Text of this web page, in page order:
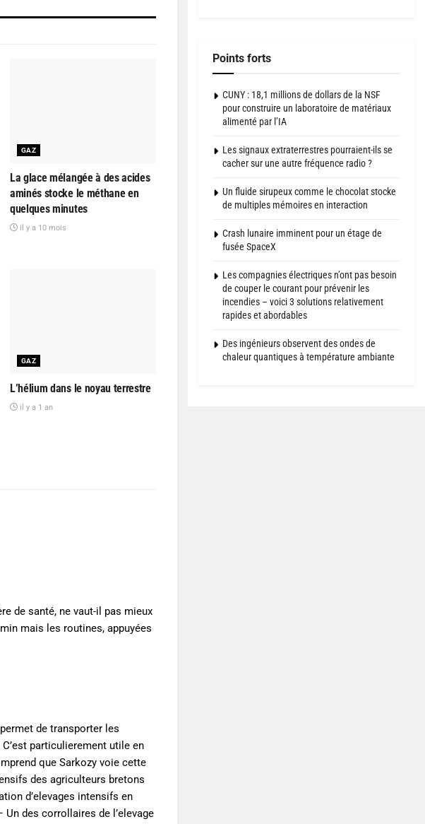
GAZ
La glace mélangée à des acides
aminés stocke le méthane en
quelques minutes
il y a 10 mois
GAZ
L’hélium dans le noyau terrestre
il y a 1 an
de santé, ne vaut-il pas mieux
mais les routines, appuyées
de transporter les
particulierement utile en
que Sarkozy voie cette
des agriculteurs bretons
d’elevages intensifs en
des corrollaires de l’elevage
Points forts
CUNY : 18,1 millions de dollars de la NSF
pour construire un laboratoire de matériaux
alimenté par l’IA
Les signaux extraterrestres pourraient-ils se
cacher sur une autre fréquence radio ?
Un fluide sirupeux comme le chocolat stocke
de multiples mémoires en interaction
Crash lunaire imminent pour un étage de
fusée SpaceX
Les compagnies électriques n’ont pas besoin
de couper le courant pour prévenir les
incendies – voici 3 solutions relativement
rapides et abordables
Des ingénieurs observent des ondes de
chaleur quantiques à température ambiante